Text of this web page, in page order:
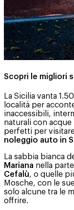
Scopri le migliori
La Sicilia vanta
località per
inaccessibili,
naturali con
perfetti per
noleggio auto in
La sabbia bianca
Mariana nella
Cefalù, o quelle
Mosche, con le
solo alcune tra le
offrire.